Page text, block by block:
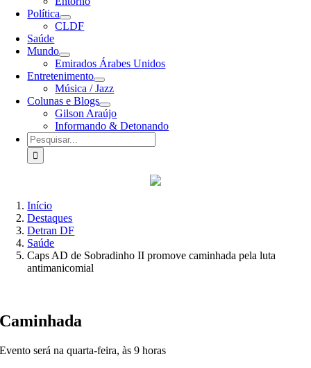
Política
CLDF
Saúde
Mundo
Emirados Árabes Unidos
Entretenimento
Música / Jazz
Colunas e Blogs
Gilson Araújo
Informando & Detonando
Buscar
resultados
para:
Início
Destaques
Detran DF
Saúde
Caps AD de Sobradinho II promove caminhada pela luta
antimanicomial
Caminhada
Evento será na quarta-feira, às 9 horas